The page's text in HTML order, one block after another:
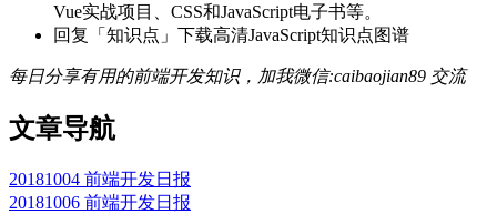
Vue实战项目、CSS和JavaScript电子书等。
回复「知识点」下载高清JavaScript知识点图谱
每日分享有用的前端开发知识，加我微信:caibaojian89 交流
文章导航
20181004 前端开发日报
20181006 前端开发日报